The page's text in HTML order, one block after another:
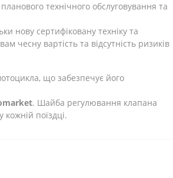
технічного обслуговування та
нову сертифіковану техніку та
чесну вартість та відсутність ризиків
що забезпечує його
. Шайба регулювання клапана
поїздці.